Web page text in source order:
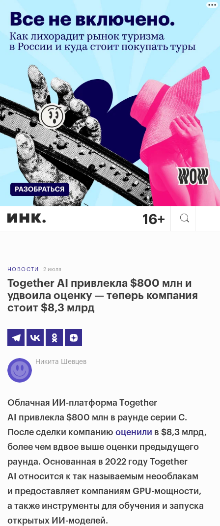
НОВОСТИ 2 июля
Together AI привлекла $800 млн и
удвоила оценку — теперь компания
стоит $8,3 млрд
Никита Шевцев
Облачная ИИ-платформа Together
AI привлекла $800 млн в раунде серии C.
После сделки компанию оценили в $8,3 млрд,
более чем вдвое выше оценки предыдущего
раунда. Основанная в 2022 году Together
AI относится к так называемым неооблакам
и предоставляет компаниям GPU-мощности,
а также инструменты для обучения и запуска
открытых ИИ-моделей.